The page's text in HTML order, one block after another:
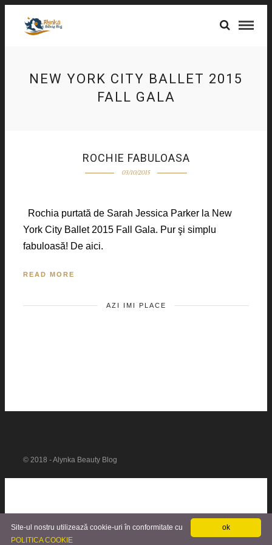
NEW YORK CITY BALLET 2015
FALL GALA
ROCHIE FABULOASA
03/10/2015
Rochia purtată de Sarah Jessica Parker la New
York City Ballet 2015 Fall Gala. Pur şi simplu
fabuloasă! De aici.
READ MORE
AZI IMI PLACE
© 2018 - Alynka Beauty Blog
ok
Site-ul nostru utilizează cookie-uri în conformitate cu
POLITICA COOKIE